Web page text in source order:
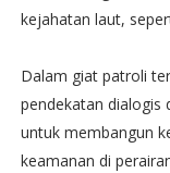
kejahatan laut,
Dalam giat patroli
pendekatan dialogis
untuk membangun
keamanan di